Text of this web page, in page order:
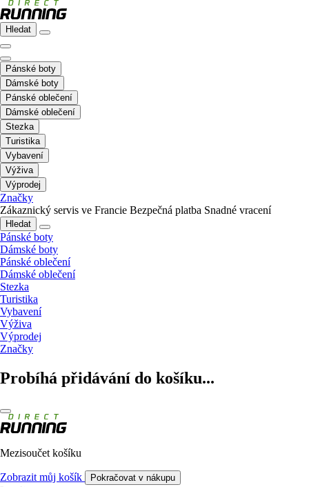
Hledat
Pánské boty
Dámské boty
Pánské oblečení
Dámské oblečení
Stezka
Turistika
Vybavení
Výživa
Výprodej
Značky
Zákaznický servis ve Francie Bezpečná platba Snadné vracení
Hledat
Pánské boty
Dámské boty
Pánské oblečení
Dámské oblečení
Stezka
Turistika
Vybavení
Výživa
Výprodej
Značky
Probíhá přidávání do košíku...
Mezisoučet košíku
Zobrazit můj košík Pokračovat v nákupu